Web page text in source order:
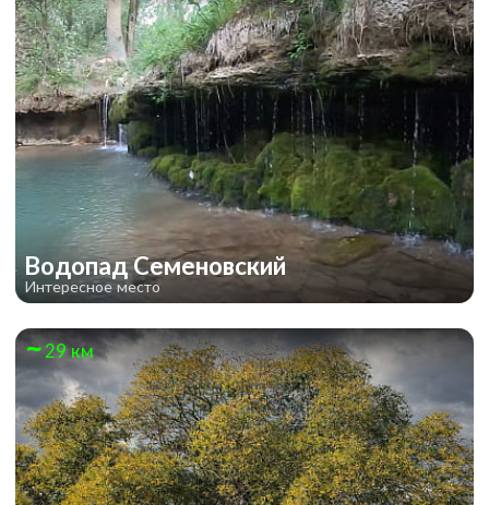
Водопад Семеновский
Интересное место
29 км